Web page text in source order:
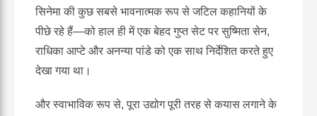
सिनेमा की कुछ सबसे भावनात्मक रूप से जटिल कहानियों के
पीछे रहे हैं—को हाल ही में एक बेहद गुप्त सेट पर सुष्मिता सेन,
राधिका आप्टे और अनन्या पांडे को एक साथ निर्देशित करते हुए
देखा गया था।
और स्वाभाविक रूप से, पूरा उद्योग पूरी तरह से कयास लगाने के